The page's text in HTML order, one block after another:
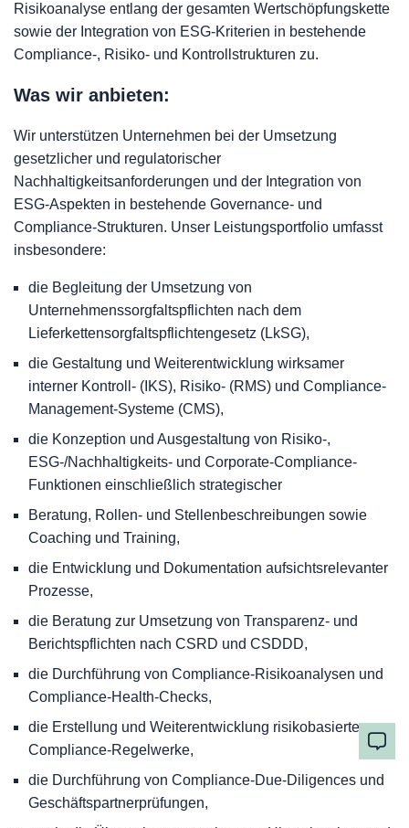
Risikoanalyse entlang der gesamten Wertschöpfungskette
sowie der Integration von ESG-Kriterien in bestehende
Compliance-, Risiko- und Kontrollstrukturen zu.
Was wir anbieten:
Wir unterstützen Unternehmen bei der Umsetzung
gesetzlicher und regulatorischer
Nachhaltigkeitsanforderungen und der Integration von
ESG-Aspekten in bestehende Governance- und
Compliance-Strukturen. Unser Leistungsportfolio umfasst
insbesondere:
die Begleitung der Umsetzung von
Unternehmenssorgfaltspflichten nach dem
Lieferkettensorgfaltspflichtengesetz (LkSG),
die Gestaltung und Weiterentwicklung wirksamer
interner Kontroll- (IKS), Risiko- (RMS) und Compliance-
Management-Systeme (CMS),
die Konzeption und Ausgestaltung von Risiko-,
ESG-/Nachhaltigkeits- und Corporate-Compliance-
Funktionen einschließlich strategischer
Beratung, Rollen- und Stellenbeschreibungen sowie
Coaching und Training,
die Entwicklung und Dokumentation aufsichtsrelevanter
Prozesse,
die Beratung zur Umsetzung von Transparenz- und
Berichtspflichten nach CSRD und CSDDD,
die Durchführung von Compliance-Risikoanalysen und
Compliance-Health-Checks,
die Erstellung und Weiterentwicklung risikobasierter
Compliance-Regelwerke,
die Durchführung von Compliance-Due-Diligences und
Geschäftspartnerprüfungen,